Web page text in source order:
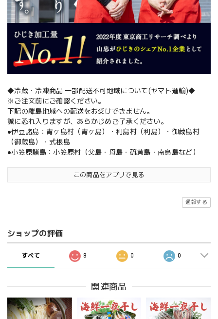
◆冷蔵・冷凍商品 一部配送不可地域について(ヤマト運輸)◆
※ご注文前にご確認ください。
下記の離島地域への配送をお受けできません。
誠に恐れ入りますが、あらかじめご了承ください。
●伊豆諸島：青ヶ島村（青ヶ島）・利島村（利島）・御蔵島村
（御蔵島）・式根島
●小笠原諸島：小笠原村（父島・母島・硫黄島・南鳥島など）
この商品をアプリで見る
通報する
ショップの評価
すべて 8 0 0
関連商品